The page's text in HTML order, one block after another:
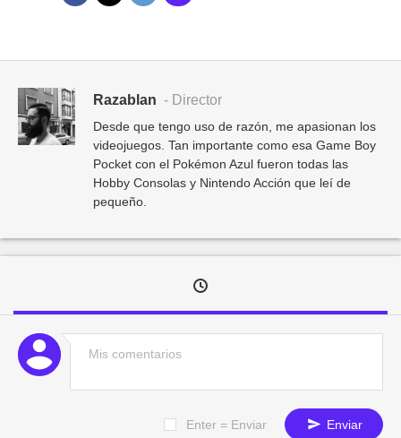
Razablan - Director
Desde que tengo uso de razón, me apasionan los
videojuegos. Tan importante como esa Game Boy
Pocket con el Pokémon Azul fueron todas las
Hobby Consolas y Nintendo Acción que leí de
pequeño.
Enter = Enviar Enviar